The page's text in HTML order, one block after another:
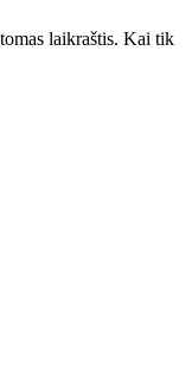
laikraštis. Kai tik